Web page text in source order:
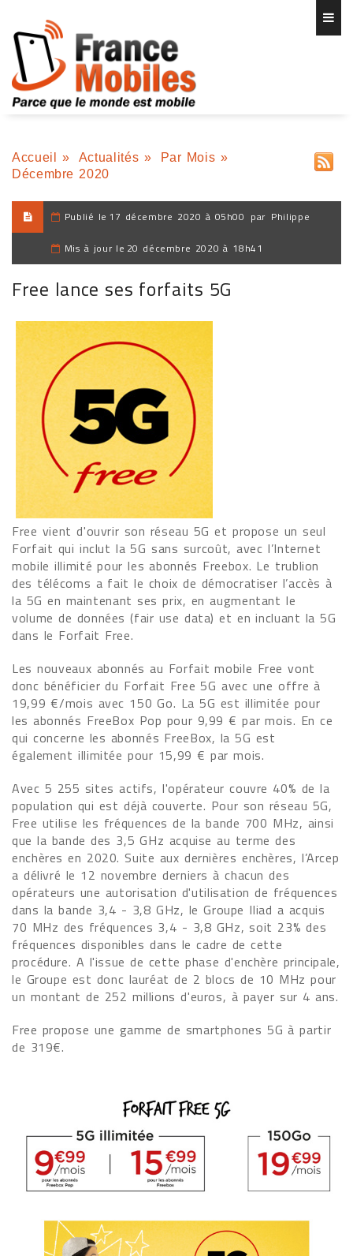
Accueil » Actualités » Par Mois »
Décembre 2020
Publié le 17 décembre 2020 à 05h00 par Philippe
Mis à jour le 20 décembre 2020 à 18h41
Free lance ses forfaits 5G
Free vient d'ouvrir son réseau 5G et propose un seul
Forfait qui inclut la 5G sans surcoût, avec l’Internet
mobile illimité pour les abonnés Freebox. Le trublion
des télécoms a fait le choix de démocratiser l’accès à
la 5G en maintenant ses prix, en augmentant le
volume de données (fair use data) et en incluant la 5G
dans le Forfait Free.
Les nouveaux abonnés au Forfait mobile Free vont
donc bénéficier du Forfait Free 5G avec une offre à
19,99 €/mois avec 150 Go. La 5G est illimitée pour
les abonnés FreeBox Pop pour 9,99 € par mois. En ce
qui concerne les abonnés FreeBox, la 5G est
également illimitée pour 15,99 € par mois.
Avec 5 255 sites actifs, l'opérateur couvre 40% de la
population qui est déjà couverte. Pour son réseau 5G,
Free utilise les fréquences de la bande 700 MHz, ainsi
que la bande des 3,5 GHz acquise au terme des
enchères en 2020. Suite aux dernières enchères, l’Arcep
a délivré le 12 novembre derniers à chacun des
opérateurs une autorisation d'utilisation de fréquences
dans la bande 3,4 - 3,8 GHz, le Groupe Iliad a acquis
70 MHz des fréquences 3,4 - 3,8 GHz, soit 23% des
fréquences disponibles dans le cadre de cette
procédure. A l'issue de cette phase d'enchère principale,
le Groupe est donc lauréat de 2 blocs de 10 MHz pour
un montant de 252 millions d'euros, à payer sur 4 ans.
Free propose une gamme de smartphones 5G à partir
de 319€.